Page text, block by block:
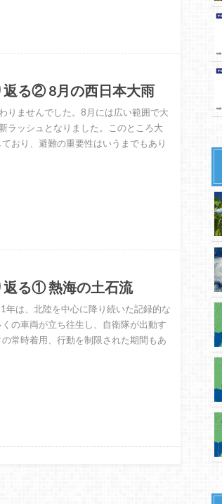
返る② 8月の西日本大雨
りませんでした。8月には広い範囲で大
ラッシュとなりました。このところ大
おり、避難の重要性はいうまでもあり
返る① 熱海の土石流
年は、北陸を中心に降り続いた記録的な
の車両が立ち往生し、自衛隊が出動す
常時着用、行動を制限された期間もあ